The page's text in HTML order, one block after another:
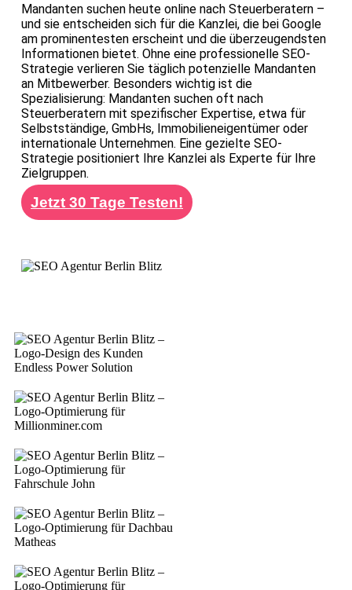
Mandanten suchen heute online nach Steuerberatern –
und sie entscheiden sich für die Kanzlei, die bei Google
am prominentesten erscheint und die überzeugendsten
Informationen bietet. Ohne eine professionelle SEO-
Strategie verlieren Sie täglich potenzielle Mandanten
an Mitbewerber. Besonders wichtig ist die
Spezialisierung: Mandanten suchen oft nach
Steuerberatern mit spezifischer Expertise, etwa für
Selbstständige, GmbHs, Immobilieneigentümer oder
internationale Unternehmen. Eine gezielte SEO-
Strategie positioniert Ihre Kanzlei als Experte für Ihre
Zielgruppen.
Jetzt 30 Tage Testen!